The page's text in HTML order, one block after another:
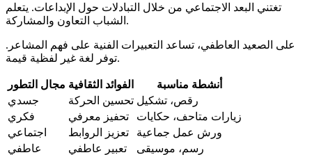
تغتني البعد الاجتماعي من خلال التبادلات حول الإبداعات. يتعلم
الشباب التعاون والمشاركة.
على الصعيد العاطفي، تساعد التعبيرات الفنية على فهم المشاعر.
توفر لغة غير لفظية قيمة.
مجال التطور الفوائد الثقافية
أنشطة مناسبة
جسدي
تحسين الحركة رقص، تشكيل
فكري
تحفيز معرفي
زيارات متاحف، حكايات
اجتماعي
تعزيز الروابط
ورش عمل جماعية
عاطفي
تعبير عاطفي رسم، موسيقى